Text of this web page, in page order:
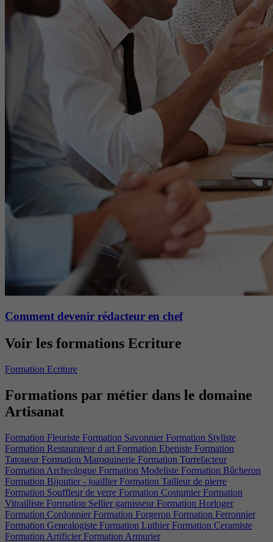
Comment devenir rédacteur en chef
Voir les formations Ecriture
Formation Ecriture
Formations par métier dans le domaine
Artisanat
Formation Fleuriste Formation Savonnier Formation Styliste
Formation Restaurateur d art Formation Ebeniste Formation
Tatoueur Formation Maroquinerie Formation Torrefacteur
Formation Archeologue Formation Modeliste Formation Bûcheron
Formation Bijoutier - joaillier Formation Tailleur de pierre
Formation Souffleur de verre Formation Costumier Formation
Vitrailliste Formation Sellier garnisseur Formation Horloger
Formation Cordonnier Formation Forgeron Formation Ferronnier
Formation Genealogiste Formation Luthier Formation Ceramiste
Formation Artificier Formation Armurier